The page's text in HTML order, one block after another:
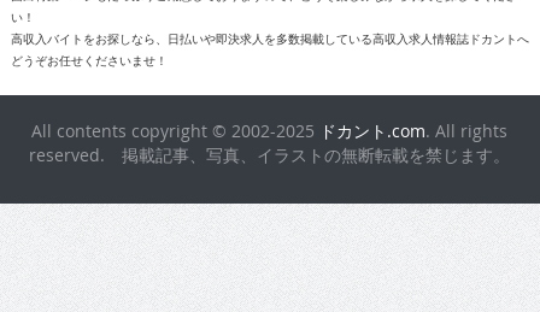
い！
高収入バイトをお探しなら、日払いや即決求人を多数掲載している高収入求人情報誌ドカントへ
どうぞお任せくださいませ！
All contents copyright © 2002-2025 ドカント.com. All rights
reserved. 掲載記事、写真、イラストの無断転載を禁じます。